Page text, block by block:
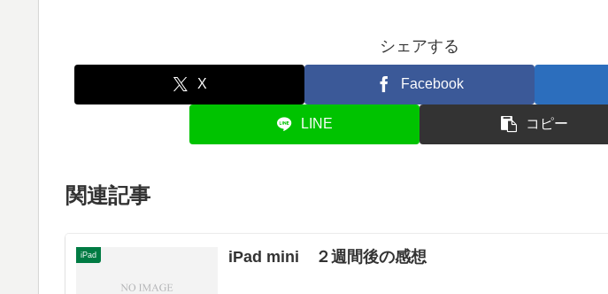
シェアする
X Facebook
LINE コピー
関連記事
iPad iPad mini ２週間後の感想